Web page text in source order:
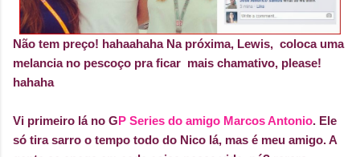
Não tem preço! hahaahaha Na próxima, Lewis, coloca uma
melancia no pescoço pra ficar mais chamativo, please!
hahaha
Vi primeiro lá no GP Series do amigo Marcos Antonio. Ele
só tira sarro o tempo todo do Nico lá, mas é meu amigo. A